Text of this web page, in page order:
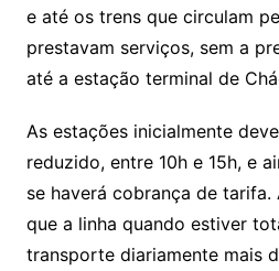
e até os trens que circulam
prestavam serviços, sem a
até a estação terminal de
As estações inicialmente
reduzido, entre 10h e 15h, e
se haverá cobrança de
que a linha quando estiver
transporte diariamente mais